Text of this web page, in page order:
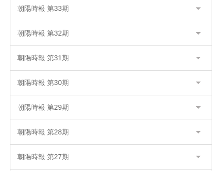
朝陽時報 第33期
朝陽時報 第32期
朝陽時報 第31期
朝陽時報 第30期
朝陽時報 第29期
朝陽時報 第28期
朝陽時報 第27期